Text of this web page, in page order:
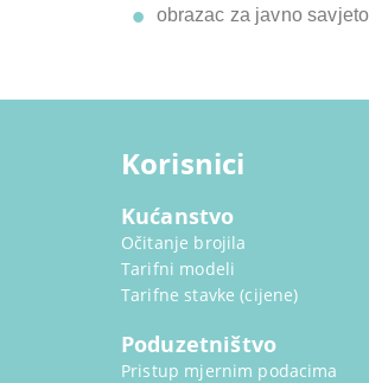
obrazac za javno
Korisnici
Kućanstvo
Očitanje brojila
Tarifni modeli
Tarifne stavke (cijene)
Poduzetništvo
Pristup mjernim podacima